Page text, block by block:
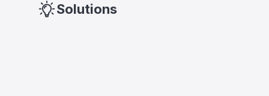
Solutions